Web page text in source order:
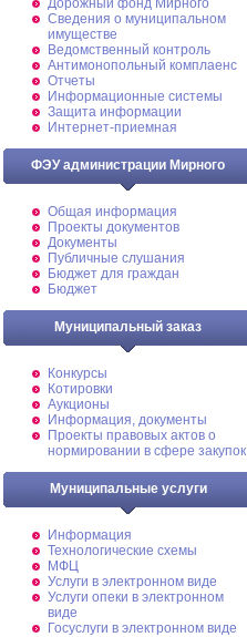
Дорожный фонд Мирного
Cведения о муниципальном
имуществе
Ведомственный контроль
Антимонопольный комплаенс
Отчеты
Информационные системы
Защита информации
Интернет-приемная
ФЭУ администрации Мирного
Общая информация
Проекты документов
Документы
Публичные слушания
Бюджет для граждан
Бюджет
Муниципальный заказ
Конкурсы
Котировки
Аукционы
Информация, документы
Проекты правовых актов о
нормировании в сфере закупок
Муниципальные услуги
Информация
Технологические схемы
МФЦ
Услуги в электронном виде
Услуги опеки в электронном
виде
Госуслуги в электронном виде